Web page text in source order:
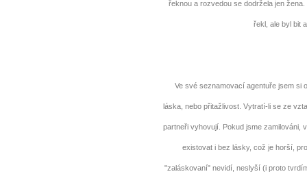
řeknou a rozvedou se dodržela jen
řekl, ale byl bit
Ve své seznamovací agentuře jsem si
láska, nebo přitažlivost. Vytratí-li se ze
partneři vyhovují. Pokud jsme zamilováni,
existovat i bez lásky, což je horší,
"zaláskovaní" nevidí, neslyší (i proto